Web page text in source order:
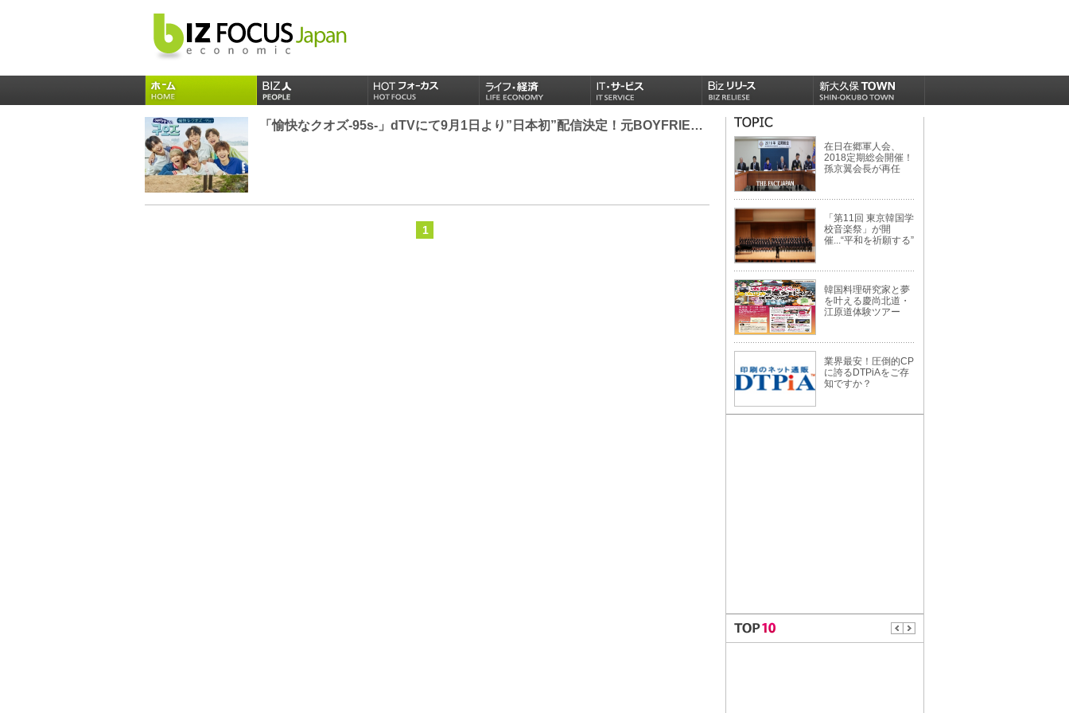
「愉快なクオズ-95s-」dTVにて9月1日より”日本初”配信決定！元BOYFRIENDヨンミン・クァンミン来日無料招待イベント開催！
1
在日在郷軍人会、
2018定期総会開催！
孫京翼会長が再任
「第11回 東京韓国学
校音楽祭」が開
催...“平和を祈願する”
韓国料理研究家と夢
を叶える慶尚北道・
江原道体験ツアー
業界最安！圧倒的CP
に誇るDTPiAをご存
知ですか？